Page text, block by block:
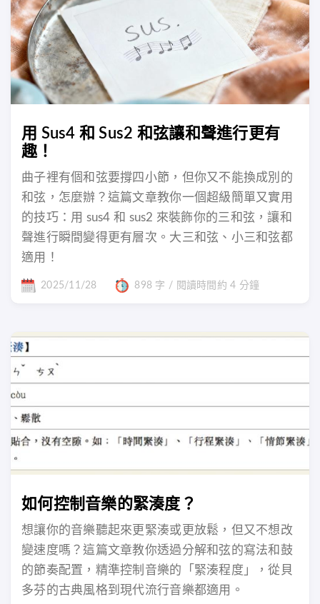
用 Sus4 和 Sus2 和弦讓和聲進行更有
趣！
曲子裡有個和弦要撐四小節，但你又不能換成別的
和弦，怎麼辦？這篇文章教你一個超級簡單又實用
的技巧：用 sus4 和 sus2 來裝飾你的三和弦，讓和
聲進行瞬間變得更有層次。大三和弦、小三和弦都
適用！
2025/11/28 898 字 / 閱讀時間約 4 分鐘
如何控制音樂的緊湊度？
想讓你的音樂聽起來更緊湊或更放鬆，但又不想改
變速度嗎？這篇文章教你透過分解和弦的寫法和鼓
的節奏配置，精準控制音樂的「緊湊程度」，從貝
多芬的古典風格到現代流行音樂都適用。